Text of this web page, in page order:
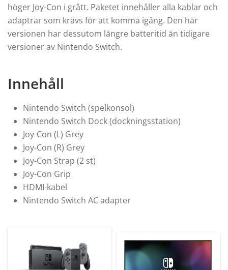
höger Joy-Con i grått. Paketet innehåller alla kablar och
adaptrar som krävs för att komma igång. Den här
versionen har dessutom längre batteritid än tidigare
versioner av Nintendo Switch.
Innehåll
Nintendo Switch (spelkonsol)
Nintendo Switch Dock (dockningsstation)
Joy-Con (L) Grey
Joy-Con (R) Grey
Joy-Con Strap (2 st)
Joy-Con Grip
HDMI-kabel
Nintendo Switch AC adapter